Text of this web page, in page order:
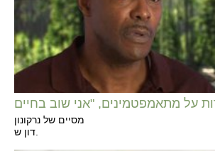
מסיים של נרקונון
דון ש.